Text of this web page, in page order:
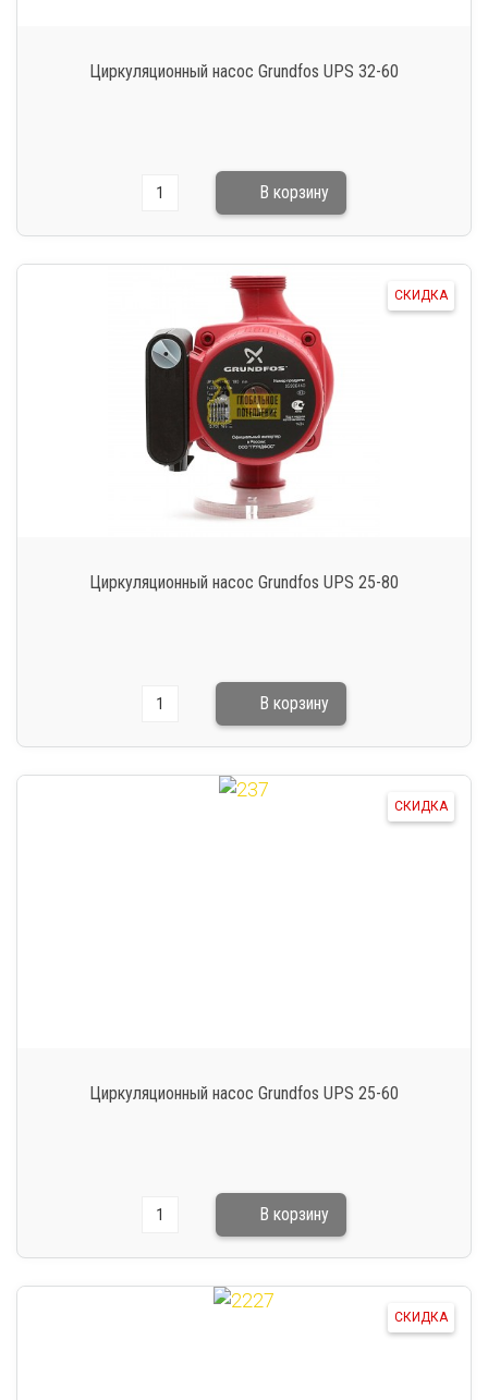
Циркуляционный насос Grundfos UPS 32-60
СКИДКА
Циркуляционный насос Grundfos UPS 25-80
СКИДКА
Циркуляционный насос Grundfos UPS 25-60
СКИДКА